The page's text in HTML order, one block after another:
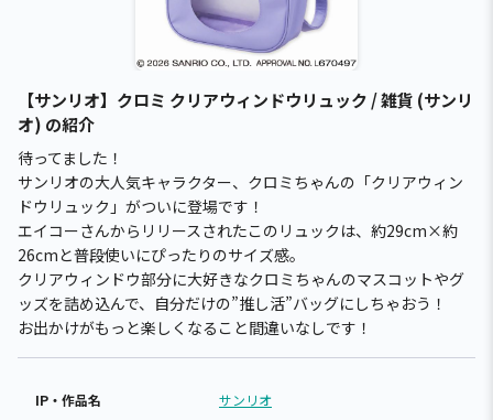
【サンリオ】クロミ クリアウィンドウリュック / 雑貨 (サンリ
オ) の紹介
待ってました！
サンリオの大人気キャラクター、クロミちゃんの「クリアウィン
ドウリュック」がついに登場です！
エイコーさんからリリースされたこのリュックは、約29cm×約
26cmと普段使いにぴったりのサイズ感。
クリアウィンドウ部分に大好きなクロミちゃんのマスコットやグ
ッズを詰め込んで、自分だけの”推し活”バッグにしちゃおう！
お出かけがもっと楽しくなること間違いなしです！
IP・作品名 サンリオ